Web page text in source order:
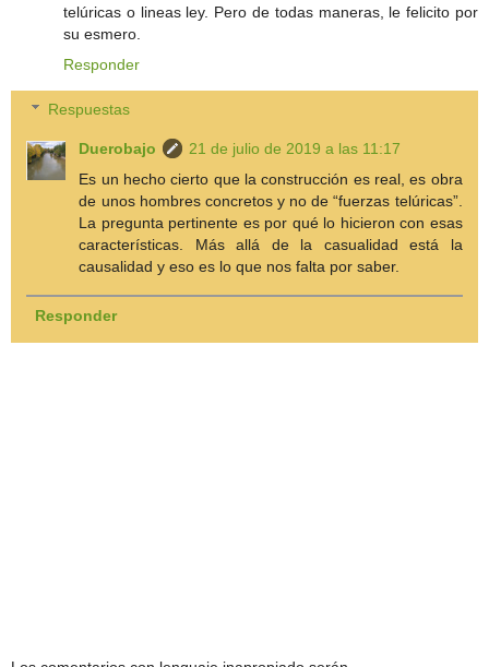
telúricas o lineas ley. Pero de todas maneras, le felicito por
su esmero.
Responder
Respuestas
Duerobajo
21 de julio de 2019 a las 11:17
Es un hecho cierto que la construcción es real, es obra
de unos hombres concretos y no de “fuerzas telúricas”.
La pregunta pertinente es por qué lo hicieron con esas
características. Más allá de la casualidad está la
causalidad y eso es lo que nos falta por saber.
Responder